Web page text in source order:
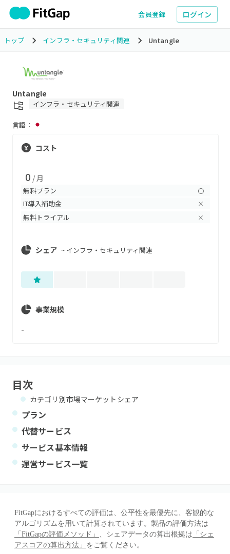
会員登録 ログイン
トップ インフラ・セキュリティ関連 Untangle
Untangle
インフラ・セキュリティ関連
言語：
コスト
0 / 月
無料プラン 〇
IT導入補助金 ×
無料トライアル ×
シェア ~ インフラ・セキュリティ関連
事業規模
-
目次
カテゴリ別市場マーケットシェア
プラン
代替サービス
サービス基本情報
運営サービス一覧
FitGapにおけるすべての評価は、公平性を最優先に、客観的な
アルゴリズムを用いて計算されています。製品の評価方法は
「FitGapの評価メソッド」 、シェアデータの算出根拠は 「シェ
アスコアの算出方法」 をご覧ください。